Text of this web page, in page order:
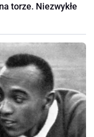
torze. Niezwykłe